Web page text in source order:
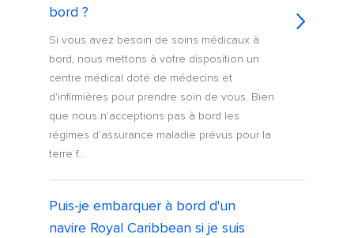
bord ?
Si vous avez besoin de soins médicaux à
bord, nous mettons à votre disposition un
centre médical doté de médecins et
d'infirmières pour prendre soin de vous. Bien
que nous n'acceptions pas à bord les
régimes d'assurance maladie prévus pour la
terre f...
Puis-je embarquer à bord d'un
navire Royal Caribbean si je suis